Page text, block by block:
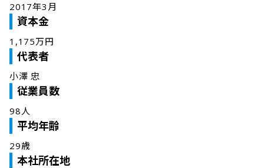
2017年3月
資本金
1,175万円
代表者
小澤 忠
従業員数
98人
平均年齢
29歳
本社所在地